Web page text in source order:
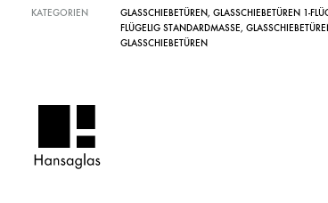
KATEGORIEN
GLASSCHIEBETÜREN, GLASSCHIEBETÜREN 1-
FLÜGELIG STANDARDMASSE ,
GLASSCHIEBETÜREN